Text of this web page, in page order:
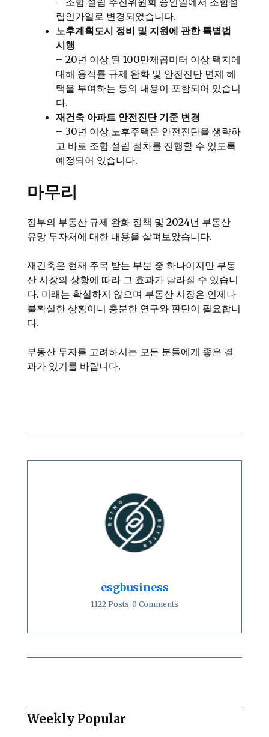
립인가일로 변경되었습니다.
노후계획도시 정비 및 지원에 관한 특별법
시행
– 20년 이상 된 100만제곱미터 이상 택지에
대해 용적률 규제 완화 및 안전진단 면제 혜
택을 부여하는 등의 내용이 포함되어 있습니
다.
재건축 아파트 안전진단 기준 변경
– 30년 이상 노후주택은 안전진단을 생략하
고 바로 조합 설립 절차를 진행할 수 있도록
예정되어 있습니다.
마무리
정부의 부동산 규제 완화 정책 및 2024년 부동산
유망 투자처에 대한 내용을 살펴보았습니다.
재건축은 현재 주목 받는 부분 중 하나이지만 부동
산 시장의 상황에 따라 그 효과가 달라질 수 있습니
다. 미래는 확실하지 않으며 부동산 시장은 언제나
불확실한 상황이니 충분한 연구와 판단이 필요합니
다.
부동산 투자를 고려하시는 모든 분들에게 좋은 결
과가 있기를 바랍니다.
esgbusiness
1122 Posts 0 Comments
Weekly Popular